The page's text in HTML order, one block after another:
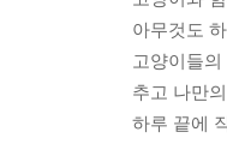
아무것도
고양이들
추고 나만
하루 끝에